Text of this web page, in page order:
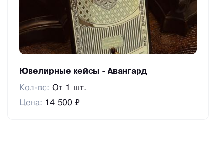
Ювелирные кейсы - Авангард
Кол-во:От 1 шт.
Цена: 14 500 ₽